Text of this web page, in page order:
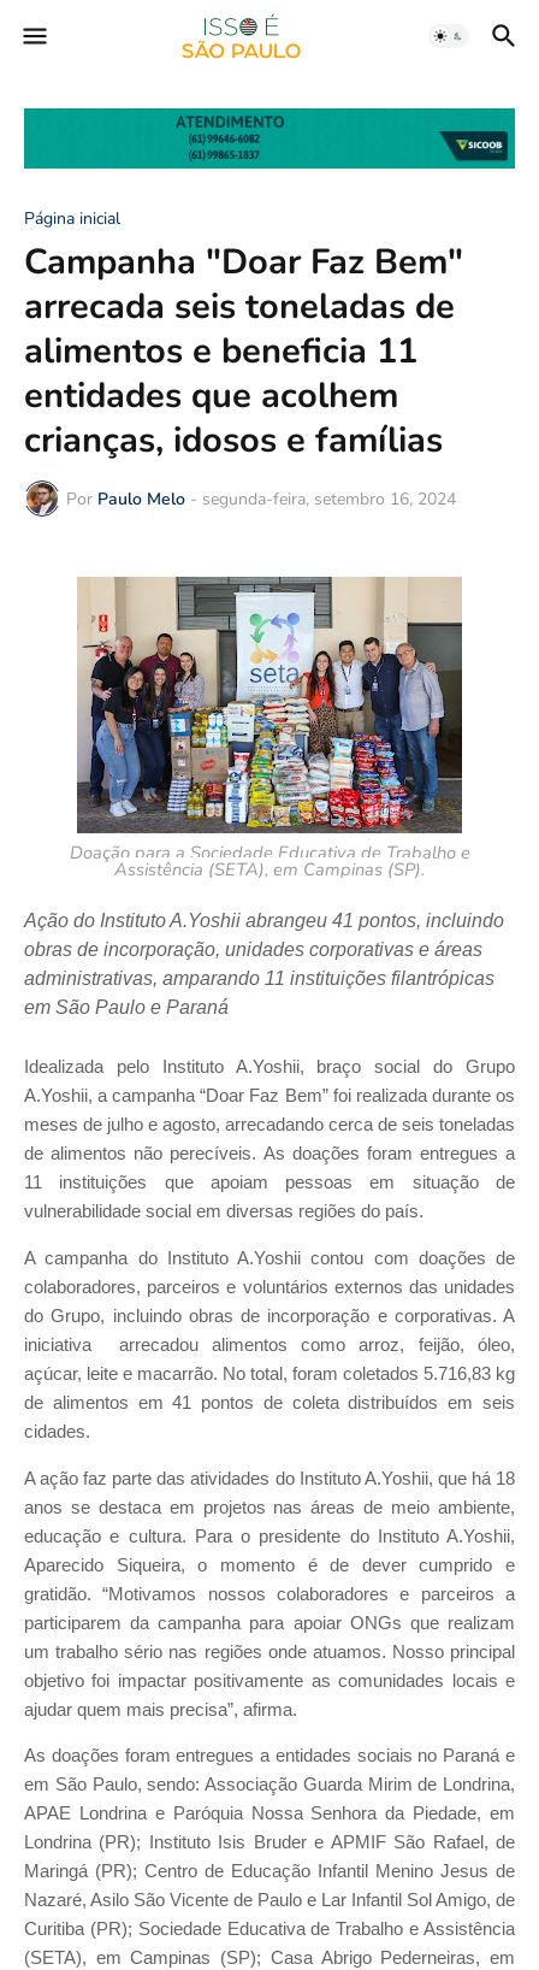
Página inicial
Campanha "Doar Faz Bem"
arrecada seis toneladas de
alimentos e beneficia 11
entidades que acolhem
crianças, idosos e famílias
Por Paulo Melo - segunda-feira, setembro 16, 2024
Doação para a Sociedade Educativa de Trabalho e
Assistência (SETA), em Campinas (SP).
Ação do Instituto A.Yoshii abrangeu 41 pontos, incluindo
obras de incorporação, unidades corporativas e áreas
administrativas, amparando 11 instituições filantrópicas
em São Paulo e Paraná
Idealizada pelo Instituto A.Yoshii, braço social do Grupo
A.Yoshii, a campanha “Doar Faz Bem” foi realizada durante os
meses de julho e agosto, arrecadando cerca de seis toneladas
de alimentos não perecíveis. As doações foram entregues a
11 instituições que apoiam pessoas em situação de
vulnerabilidade social em diversas regiões do país.
A campanha do Instituto A.Yoshii contou com doações de
colaboradores, parceiros e voluntários externos das unidades
do Grupo, incluindo obras de incorporação e corporativas. A
iniciativa arrecadou alimentos como arroz, feijão, óleo,
açúcar, leite e macarrão. No total, foram coletados 5.716,83 kg
de alimentos em 41 pontos de coleta distribuídos em seis
cidades.
A ação faz parte das atividades do Instituto A.Yoshii, que há 18
anos se destaca em projetos nas áreas de meio ambiente,
educação e cultura. Para o presidente do Instituto A.Yoshii,
Aparecido Siqueira, o momento é de dever cumprido e
gratidão. “Motivamos nossos colaboradores e parceiros a
participarem da campanha para apoiar ONGs que realizam
um trabalho sério nas regiões onde atuamos. Nosso principal
objetivo foi impactar positivamente as comunidades locais e
ajudar quem mais precisa”, afirma.
As doações foram entregues a entidades sociais no Paraná e
em São Paulo, sendo: Associação Guarda Mirim de Londrina,
APAE Londrina e Paróquia Nossa Senhora da Piedade, em
Londrina (PR); Instituto Isis Bruder e APMIF São Rafael, de
Maringá (PR); Centro de Educação Infantil Menino Jesus de
Nazaré, Asilo São Vicente de Paulo e Lar Infantil Sol Amigo, de
Curitiba (PR); Sociedade Educativa de Trabalho e Assistência
(SETA), em Campinas (SP); Casa Abrigo Pederneiras, em